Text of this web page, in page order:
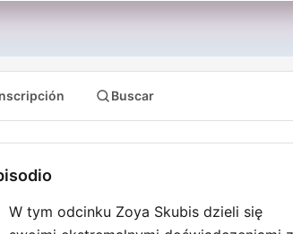
Buscar
W tym odcinku Zoya Skubis dzieli się